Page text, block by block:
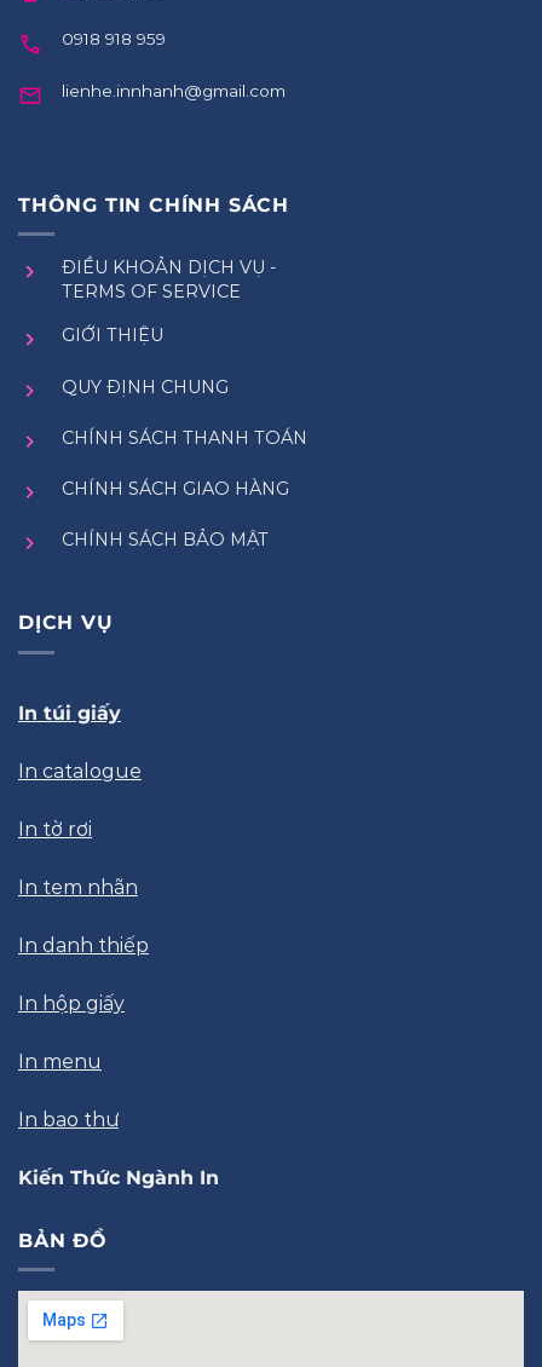
0918 918 959
lienhe.innhanh@gmail.com
THÔNG TIN CHÍNH SÁCH
ĐIỀU KHOẢN DỊCH VỤ -
TERMS OF SERVICE
GIỚI THIỆU
QUY ĐỊNH CHUNG
CHÍNH SÁCH THANH TOÁN
CHÍNH SÁCH GIAO HÀNG
CHÍNH SÁCH BẢO MẬT
DỊCH VỤ
In túi giấy
In catalogue
In tờ rơi
In tem nhãn
In danh thiếp
In hộp giấy
In menu
In bao thư
Kiến Thức Ngành In
BẢN ĐỒ